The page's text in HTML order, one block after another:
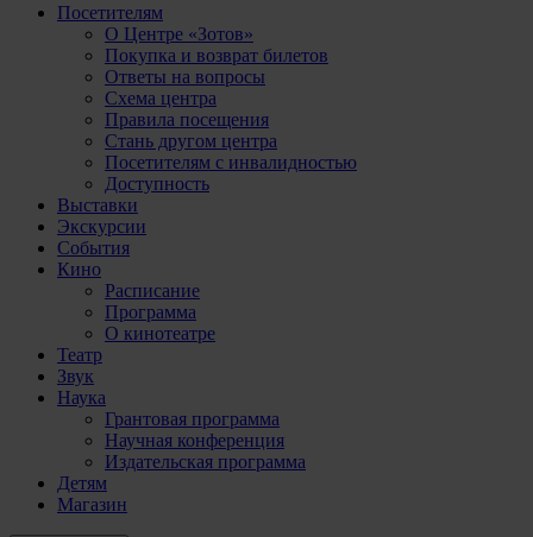
Посетителям
О Центре «Зотов»
Покупка и возврат билетов
Ответы на вопросы
Схема центра
Правила посещения
Стань другом центра
Посетителям с инвалидностью
Доступность
Выставки
Экскурсии
События
Кино
Расписание
Программа
О кинотеатре
Театр
Звук
Наука
Грантовая программа
Научная конференция
Издательская программа
Детям
Магазин